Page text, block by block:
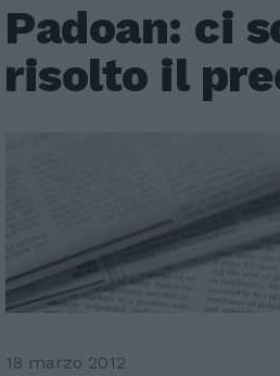
Padoan: ci
risolto il
18 marzo 2012